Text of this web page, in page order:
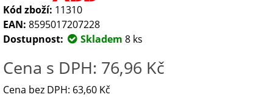
Kód zboží: 11310
EAN: 8595017207228
Dostupnost:
Skladem 8 ks
Cena s DPH: 76,96 Kč
Cena bez DPH: 63,60 Kč